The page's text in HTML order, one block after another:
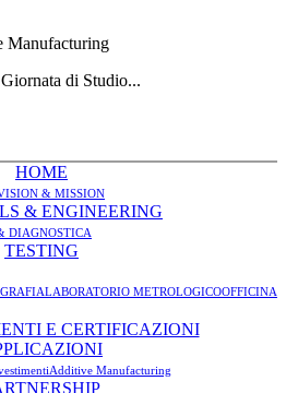
Manufacturing
di Studio...
HOME
& MISSION
& ENGINEERING
DIAGNOSTICA
TESTING
LABORATORIO METROLOGICOOFFICINA
E CERTIFICAZIONI
Additive Manufacturing